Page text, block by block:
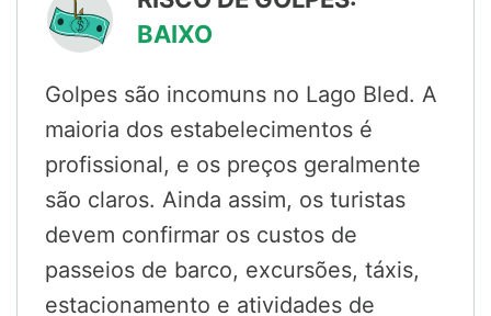
BAIXO
Golpes são incomuns no Lago Bled. A
maioria dos estabelecimentos é
profissional, e os preços geralmente
são claros. Ainda assim, os turistas
devem confirmar os custos de
passeios de barco, excursões, táxis,
estacionamento e atividades de